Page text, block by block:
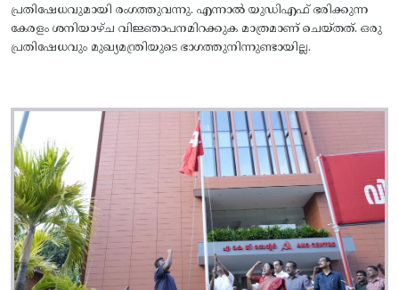
പ്രതിഷേധവുമായി രംഗത്തുവന്നു. എന്നാൽ യുഡിഎഫ് ഭരിക്കുന്ന
കേരളം ശനിയാഴ്ച വിജ്ഞാപനമിറക്കുക മാത്രമാണ് ചെയ്തത്. ഒരു
പ്രതിഷേധവും മുഖ്യമന്ത്രിയുടെ ഭാഗത്തുനിന്നുണ്ടായില്ല.